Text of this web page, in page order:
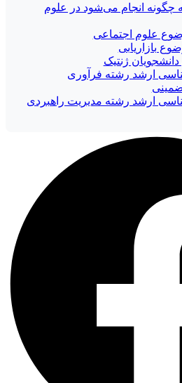
چگونه انجام می‌شود در علوم
علوم اجتماعی
بازاریابی
ژنتیک
ارشد رشته فرآوری
ارشد رشته مدیریت راهبردی